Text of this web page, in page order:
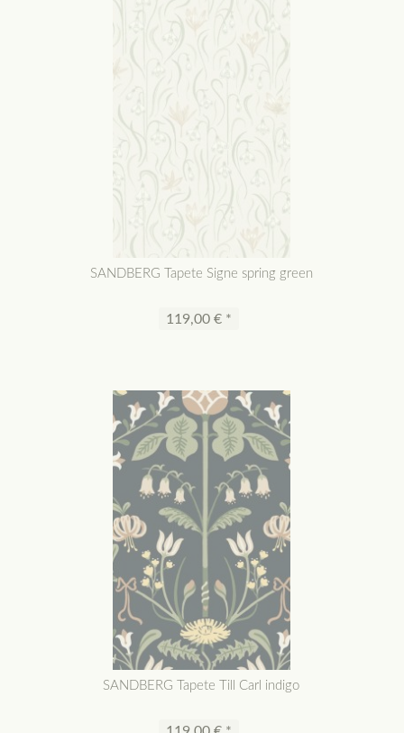
SANDBERG Tapete Signe spring green
119,00 € *
SANDBERG Tapete Till Carl indigo